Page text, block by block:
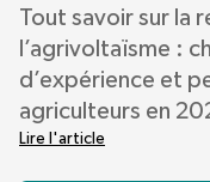
Tout savoir sur la
l’agrivoltaïsme :
d’expérience et
agriculteurs en
Lire l'article